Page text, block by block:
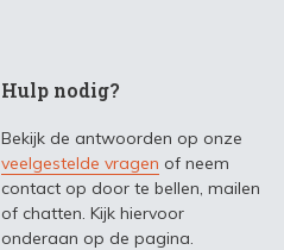
Hulp nodig?
Bekijk de antwoorden op onze
veelgestelde vragen of neem
contact op door te bellen, mailen
of chatten. Kijk hiervoor
onderaan op de pagina.